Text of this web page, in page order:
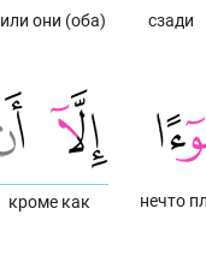
сзади
они (оба)
нечто
кроме как